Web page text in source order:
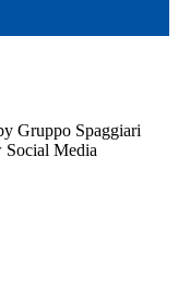
Gruppo Spaggiari
Media